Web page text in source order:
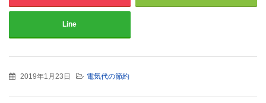
Line
2019年1月23日 電気代の節約